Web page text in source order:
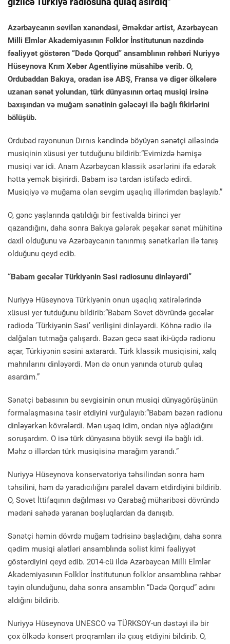
Azərbaycanın sevilən xanəndəsi, Əməkdar artist, Azərbaycan
Milli Elmlər Akademiyasının Folklor İnstitutunun nəzdində
fəaliyyət göstərən “Dədə Qorqud” ansamblının rəhbəri Nuriyyə
Hüseynova Krım Xəbər Agentliyinə müsahibə verib. O,
Ordubaddan Bakıya, oradan isə ABŞ, Fransa və digər ölkələrə
uzanan sənət yolundan, türk dünyasının ortaq musiqi irsinə
baxışından və muğam sənətinin gələcəyi ilə bağlı fikirlərini
bölüşüb.
Ordubad rayonunun Dırnıs kəndində böyüyən sənətçi ailəsində
musiqinin xüsusi yer tutduğunu bildirib:“Evimizdə həmişə
musiqi var idi. Anam Azərbaycan klassik əsərlərini ifa edərək
hətta yemək bişirirdi. Babam isə tardan istifadə edirdi.
Musiqiyə və muğama olan sevgim uşaqlıq illərimdən başlayıb.”
O, gənc yaşlarında qatıldığı bir festivalda birinci yer
qazandığını, daha sonra Bakıya gələrək peşəkar sənət mühitinə
daxil olduğunu və Azərbaycanın tanınmış sənətkarları ilə tanış
olduğunu qeyd edib.
“Babam gecələr Türkiyənin Səsi radiosunu dinləyərdi”
Nuriyyə Hüseynova Türkiyənin onun uşaqlıq xatirələrində
xüsusi yer tutduğunu bildirib:“Babam Sovet dövründə gecələr
radioda ‘Türkiyənin Səsi’ verilişini dinləyərdi. Köhnə radio ilə
dalğaları tutmağa çalışardı. Bəzən gecə saat iki-üçdə radionu
açar, Türkiyənin səsini axtarardı. Türk klassik musiqisini, xalq
mahnılarını dinləyərdi. Mən də onun yanında oturub qulaq
asardım.”
Sənətçi babasının bu sevgisinin onun musiqi dünyagörüşünün
formalaşmasına təsir etdiyini vurğulayıb:“Babam bəzən radionu
dinləyərkən kövrələrdi. Mən uşaq idim, ondan niyə ağladığını
soruşardım. O isə türk dünyasına böyük sevgi ilə bağlı idi.
Məhz o illərdən türk musiqisinə marağım yarandı.”
Nuriyyə Hüseynova konservatoriya təhsilindən sonra həm
təhsilini, həm də yaradıcılığını paralel davam etdirdiyini bildirib.
O, Sovet İttifaqının dağılması və Qarabağ müharibəsi dövründə
mədəni sahədə yaranan boşluqlardan da danışıb.
Sənətçi həmin dövrdə muğam tədrisinə başladığını, daha sonra
qədim musiqi alətləri ansamblında solist kimi fəaliyyət
göstərdiyini qeyd edib. 2014-cü ildə Azərbaycan Milli Elmlər
Akademiyasının Folklor İnstitutunun folklor ansamblına rəhbər
təyin olunduğunu, daha sonra ansamblın “Dədə Qorqud” adını
aldığını bildirib.
Nuriyyə Hüseynova UNESCO və TÜRKSOY-un dəstəyi ilə bir
çox ölkədə konsert proqramları ilə çıxış etdiyini bildirib. O,